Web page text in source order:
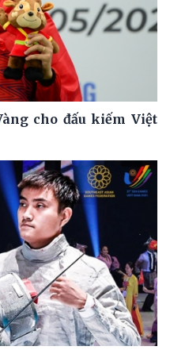
cho đấu kiếm Việt